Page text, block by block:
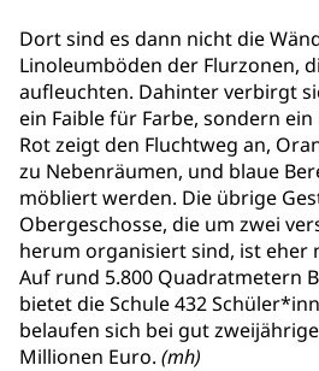
Dort sind es dann nicht die
Linoleumböden der Flurzonen,
aufleuchten. Dahinter verbirgt
ein Faible für Farbe, sondern
Rot zeigt den Fluchtweg an,
zu Nebenräumen, und blaue
möbliert werden. Die übrige
Obergeschosse, die um zwei
herum organisiert sind, ist eher
Auf rund 5.800 Quadratmetern
bietet die Schule 432
belaufen sich bei gut
Millionen Euro. (mh)